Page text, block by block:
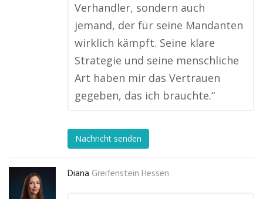
Verhandler, sondern auch
jemand, der für seine Mandanten
wirklich kämpft. Seine klare
Strategie und seine menschliche
Art haben mir das Vertrauen
gegeben, das ich brauchte.“
Nachricht senden
Diana Greifenstein Hessen